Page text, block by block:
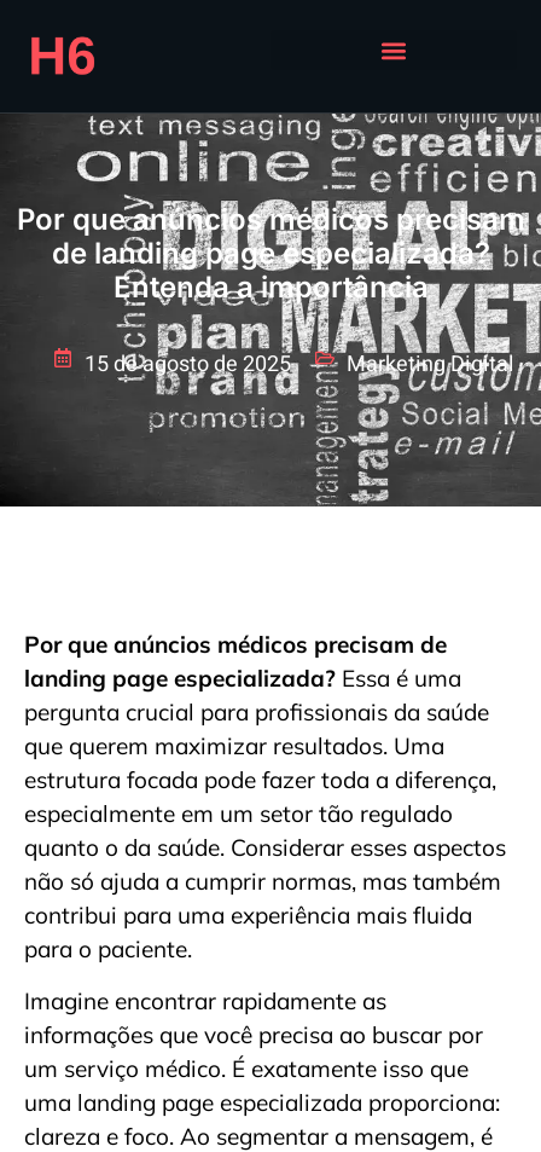
Por que anúncios médicos precisam
de landing page especializada?
Entenda a importância
15 de agosto de 2025 Marketing Digital
Por que anúncios médicos precisam de
landing page especializada? Essa é uma
pergunta crucial para profissionais da saúde
que querem maximizar resultados. Uma
estrutura focada pode fazer toda a diferença,
especialmente em um setor tão regulado
quanto o da saúde. Considerar esses aspectos
não só ajuda a cumprir normas, mas também
contribui para uma experiência mais fluida
para o paciente.
Imagine encontrar rapidamente as
informações que você precisa ao buscar por
um serviço médico. É exatamente isso que
uma landing page especializada proporciona:
clareza e foco. Ao segmentar a mensagem, é